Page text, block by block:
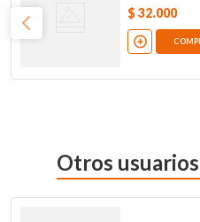
$ 32.000
Otros